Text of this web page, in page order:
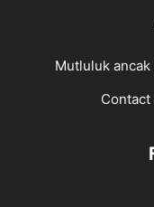
Mutluluk ancak
Contact